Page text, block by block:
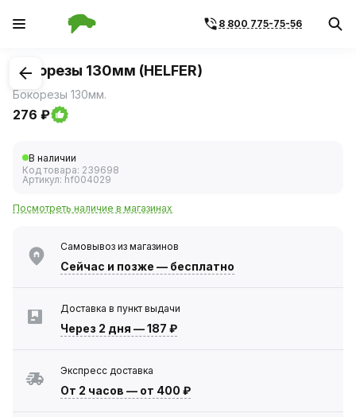
8 800 775-75-56
1/1
Бокорезы 130мм (HELFER)
Бокорезы 130мм.
276 ₽
В наличии
Код товара: 239698
Артикул: hf004029
Посмотреть наличие в магазинах
Самовывоз из магазинов
Сейчас и позже — бесплатно
Доставка в пункт выдачи
Через 2 дня —187 ₽
Экспресс доставка
От 2 часов — от 400 ₽